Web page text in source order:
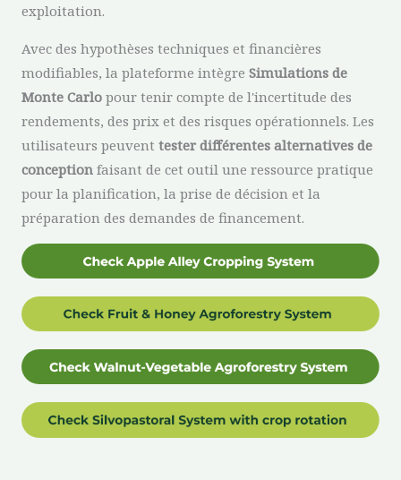
exploitation.
Avec des hypothèses techniques et financières
modifiables, la plateforme intègre Simulations de
Monte Carlo pour tenir compte de l'incertitude des
rendements, des prix et des risques opérationnels. Les
utilisateurs peuvent tester différentes alternatives de
conception faisant de cet outil une ressource pratique
pour la planification, la prise de décision et la
préparation des demandes de financement.